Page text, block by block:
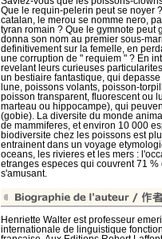
Que le requin-pelerin peut se noyer
catalan, le merou se nomme nero,
tyran romain ? Que le gymnote peut
donna son nom au premier sous-
definitivement sur la femelle, en
une corruption de " requiem " ? En
revelant leurs curieuses
un bestiaire fantastique, qui
lune, poissons volants, poisson-
poisson transparent, fluorescent ou
marteau ou hippocampe), qui
(gobie). La diversite du monde
de mammiferes, et environ 10 000
biodiversite chez les poissons est
entrainent dans un voyage
oceans, les rivieres et les mers :
etranges especes qui couvrent 71
s'amusant.
Henriette Walter est professeur
internationale de linguistique